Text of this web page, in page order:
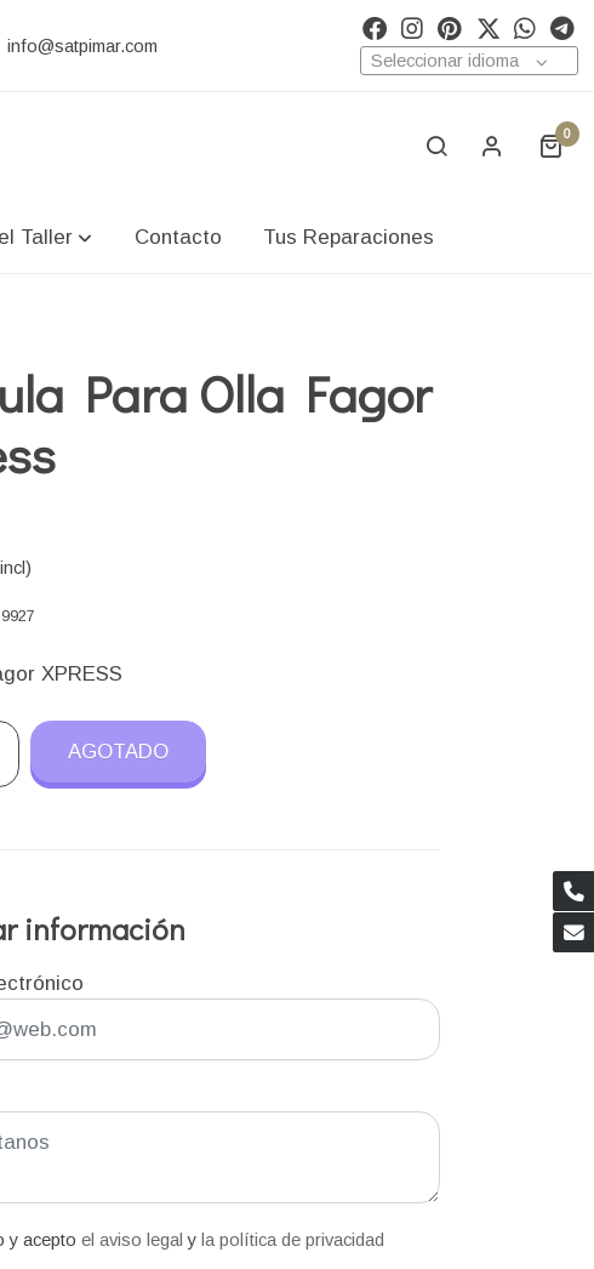
info@satpimar.com
Seleccionar idioma
0
Taller Contacto Tus Reparaciones
Para Olla Fagor
9927
XPRESS
AGOTADO
información
y acepto el aviso legaly la política de privacidad